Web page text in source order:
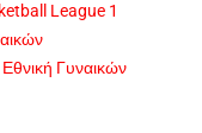
League 1
Γυναικών